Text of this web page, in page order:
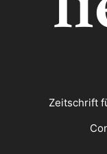
Zeitschrift